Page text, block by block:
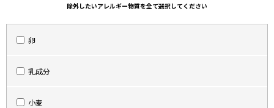
除外したいアレルギー物質を全て選択してください
卵
乳成分
小麦